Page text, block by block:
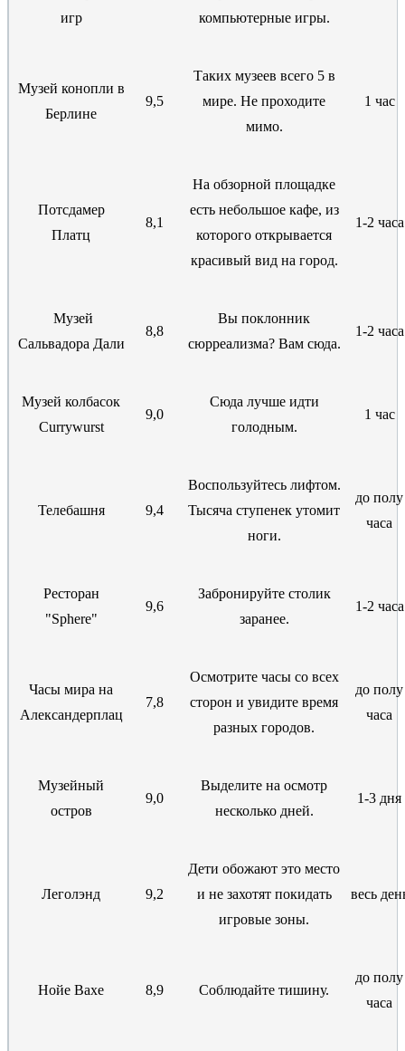
игр
компьютерные игры.
Музей конопли в
Берлине
9,5
Таких музеев всего 5 в
мире. Не проходите
мимо.
1 час
Потсдамер
Платц
8,1
На обзорной площадке
есть небольшое кафе, из
которого открывается
красивый вид на город.
1-2 часа
Музей
Сальвадора Дали
8,8
Вы поклонник
сюрреализма? Вам сюда.
1-2 часа
Музей колбасок
Currywurst
9,0
Сюда лучше идти
голодным.
1 час
Телебашня 9,4
Воспользуйтесь лифтом.
Тысяча ступенек утомит
ноги.
до полу
часа
Ресторан
"Sphere"
9,6
Забронируйте столик
заранее.
1-2 часа
Часы мира на
Александерплац
7,8
Осмотрите часы со всех
сторон и увидите время
разных городов.
до полу
часа
Музейный
остров
9,0
Выделите на осмотр
несколько дней.
1-3 дня
Леголэнд 9,2
Дети обожают это место
и не захотят покидать
игровые зоны.
весь
Нойе Вахе 8,9 Соблюдайте тишину.
до полу
часа